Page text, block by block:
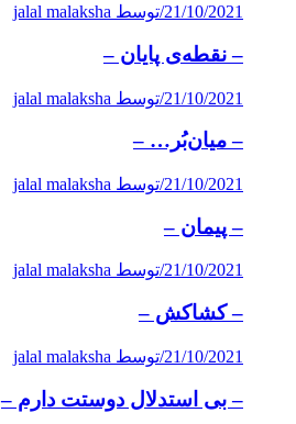
21/10/2021
/توسط jalal malaksha
– نقطه‌ی پایان –
21/10/2021
/توسط jalal malaksha
– میان‌بُر… –
21/10/2021
/توسط jalal malaksha
– پیمان –
21/10/2021
/توسط jalal malaksha
– كشاكش –
21/10/2021
/توسط jalal malaksha
– بی استدلال دوستت دارم –